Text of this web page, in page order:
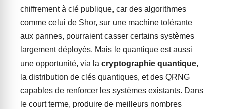
chiffrement à clé publique, car des algorithmes
comme celui de Shor, sur une machine tolérante
aux pannes, pourraient casser certains systèmes
largement déployés. Mais le quantique est aussi
une opportunité, via la cryptographie quantique,
la distribution de clés quantiques, et des QRNG
capables de renforcer les systèmes existants. Dans
le court terme, produire de meilleurs nombres